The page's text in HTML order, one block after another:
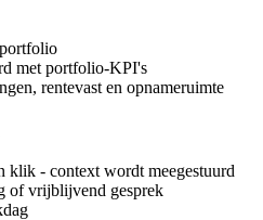
met portfolio-KPI's
rentevast en opnameruimte
klik - context wordt meegestuurd
of vrijblijvend gesprek